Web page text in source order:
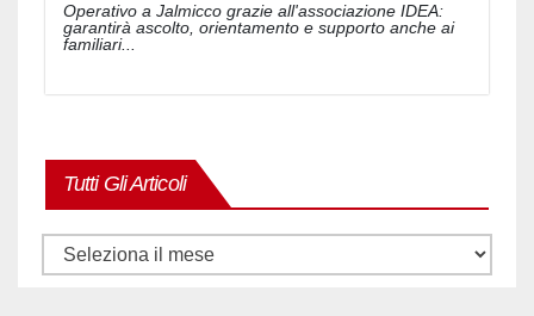
Operativo a Jalmicco grazie all'associazione IDEA:
garantirà ascolto, orientamento e supporto anche ai
familiari...
Tutti Gli Articoli
Tutti